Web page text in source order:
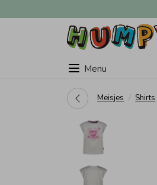
Menu
Meisjes Shirts